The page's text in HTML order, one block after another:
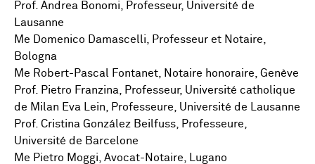
Prof. Andrea Bonomi, Professeur, Université de
Lausanne
Me Domenico Damascelli, Professeur et Notaire,
Bologna
Me Robert-Pascal Fontanet, Notaire honoraire, Genève
Prof. Pietro Franzina, Professeur, Université catholique
de Milan Eva Lein, Professeure, Université de Lausanne
Prof. Cristina González Beilfuss, Professeure,
Université de Barcelone
Me Pietro Moggi, Avocat-Notaire, Lugano